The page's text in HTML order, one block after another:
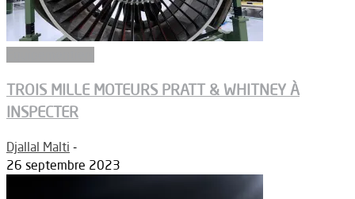
TROIS MILLE MOTEURS PRATT & WHITNEY À
INSPECTER
Djallal Malti -
26 septembre 2023